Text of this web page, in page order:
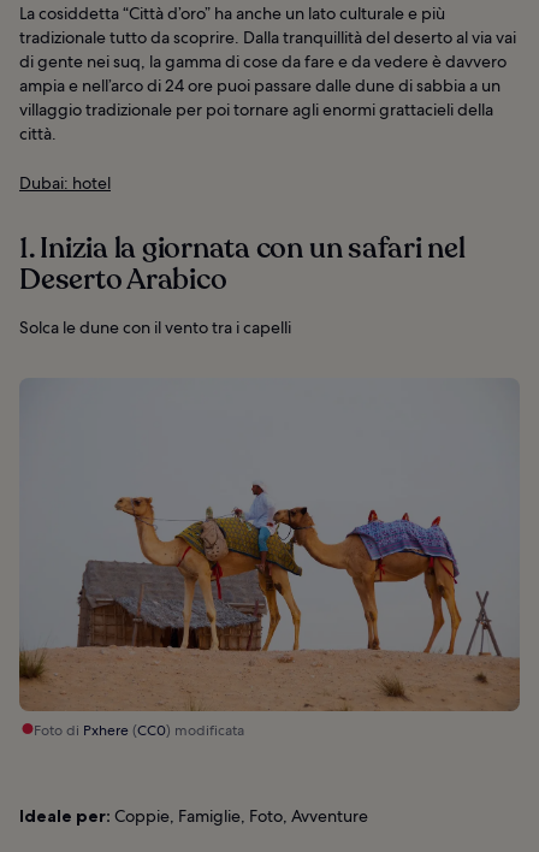
La cosiddetta “Città d’oro” ha anche un lato culturale e più
tradizionale tutto da scoprire. Dalla tranquillità del deserto al via vai
di gente nei suq, la gamma di cose da fare e da vedere è davvero
ampia e nell’arco di 24 ore puoi passare dalle dune di sabbia a un
villaggio tradizionale per poi tornare agli enormi grattacieli della
città.
Dubai: hotel
1. Inizia la giornata con un safari nel
Deserto Arabico
Solca le dune con il vento tra i capelli
Foto di Pxhere(CC0) modificata
Ideale per: Coppie, Famiglie, Foto, Avventure